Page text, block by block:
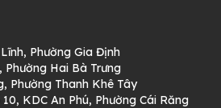
Phường Gia Định
Hai Bà Trưng
Phường Thanh Khê Tây
KDC An Phú, Phường Cái Răng